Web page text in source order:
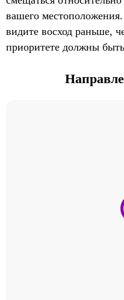
вашего
видите восход раньше,
приоритете должны